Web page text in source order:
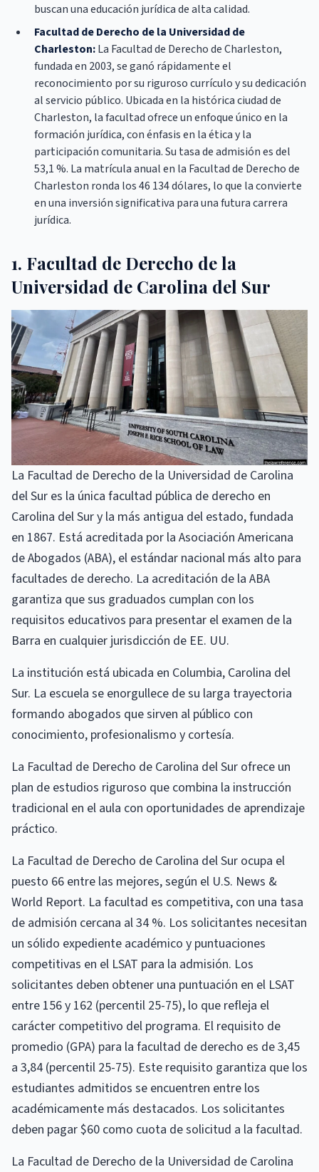
buscan una educación jurídica de alta calidad.
Facultad de Derecho de la Universidad de
Charleston:La Facultad de Derecho de Charleston,
fundada en 2003, se ganó rápidamente el
reconocimiento por su riguroso currículo y su dedicación
al servicio público. Ubicada en la histórica ciudad de
Charleston, la facultad ofrece un enfoque único en la
formación jurídica, con énfasis en la ética y la
participación comunitaria. Su tasa de admisión es del
53,1 %. La matrícula anual en la Facultad de Derecho de
Charleston ronda los 46 134 dólares, lo que la convierte
en una inversión significativa para una futura carrera
jurídica.
1. Facultad de Derecho de la
Universidad de Carolina del Sur
La Facultad de Derecho de la Universidad de Carolina
del Sur es la única facultad pública de derecho en
Carolina del Sur y la más antigua del estado, fundada
en 1867. Está acreditada por la Asociación Americana
de Abogados (ABA), el estándar nacional más alto para
facultades de derecho. La acreditación de la ABA
garantiza que sus graduados cumplan con los
requisitos educativos para presentar el examen de la
Barra en cualquier jurisdicción de EE. UU.
La institución está ubicada en Columbia, Carolina del
Sur. La escuela se enorgullece de su larga trayectoria
formando abogados que sirven al público con
conocimiento, profesionalismo y cortesía.
La Facultad de Derecho de Carolina del Sur ofrece un
plan de estudios riguroso que combina la instrucción
tradicional en el aula con oportunidades de aprendizaje
práctico.
La Facultad de Derecho de Carolina del Sur ocupa el
puesto 66 entre las mejores, según el U.S. News &
World Report. La facultad es competitiva, con una tasa
de admisión cercana al 34 %. Los solicitantes necesitan
un sólido expediente académico y puntuaciones
competitivas en el LSAT para la admisión. Los
solicitantes deben obtener una puntuación en el LSAT
entre 156 y 162 (percentil 25-75), lo que refleja el
carácter competitivo del programa. El requisito de
promedio (GPA) para la facultad de derecho es de 3,45
a 3,84 (percentil 25-75). Este requisito garantiza que los
estudiantes admitidos se encuentren entre los
académicamente más destacados. Los solicitantes
deben pagar $60 como cuota de solicitud a la facultad.
La Facultad de Derecho de la Universidad de Carolina